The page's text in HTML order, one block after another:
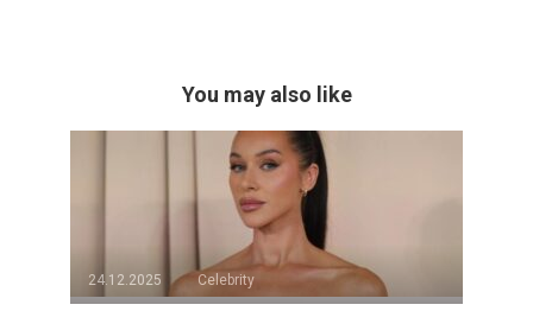
You may also like
24.12.2025 Celebrity